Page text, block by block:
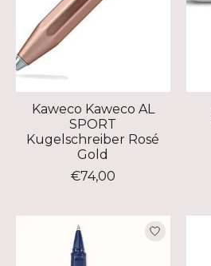
Kaweco Kaweco AL
SPORT
Kugelschreiber Rosé
Gold
€74,00